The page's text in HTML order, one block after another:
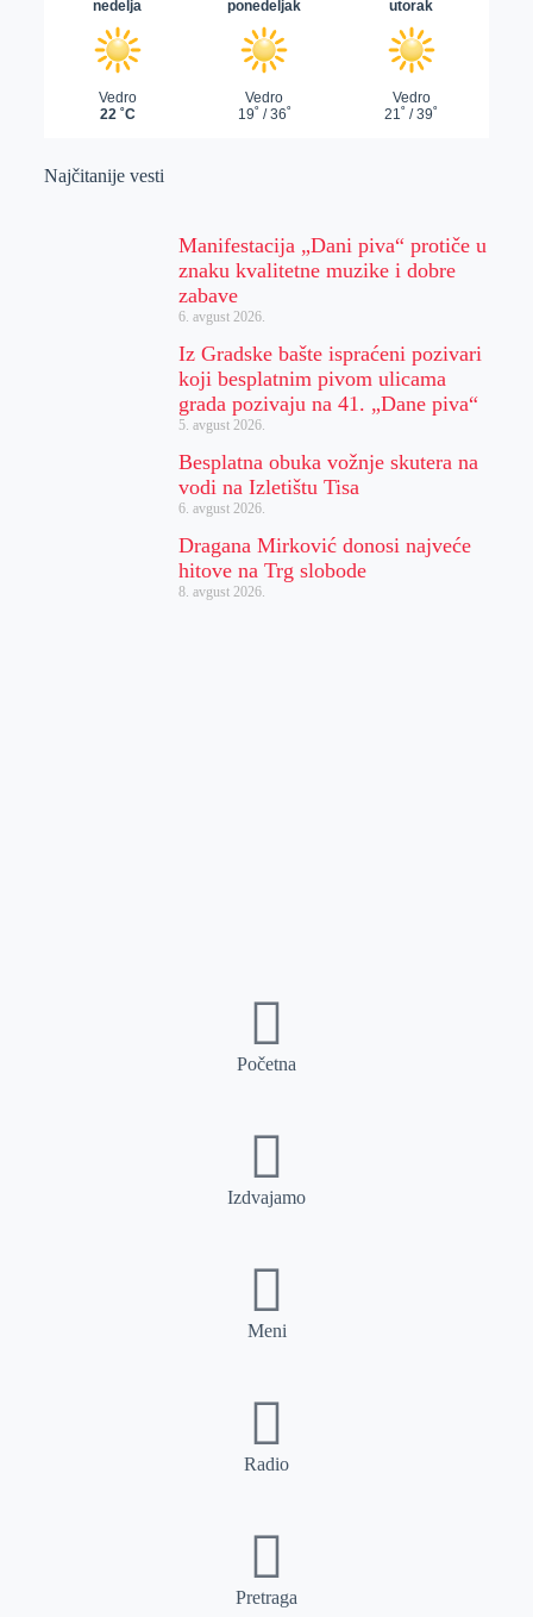
Najčitanije vesti
Manifestacija „Dani piva“ protiče u
znaku kvalitetne muzike i dobre
zabave
6. avgust 2026.
Iz Gradske bašte ispraćeni pozivari
koji besplatnim pivom ulicama
grada pozivaju na 41. „Dane piva“
5. avgust 2026.
Besplatna obuka vožnje skutera na
vodi na Izletištu Tisa
6. avgust 2026.
Dragana Mirković donosi najveće
hitove na Trg slobode
8. avgust 2026.
Početna
Izdvajamo
Meni
Radio
Pretraga